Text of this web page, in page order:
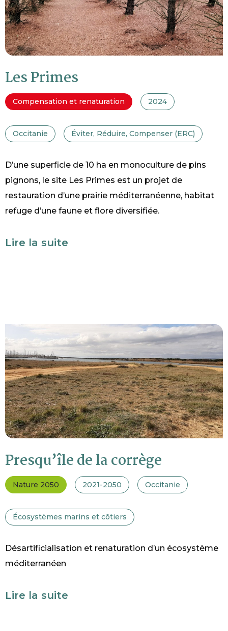
Les Primes
Compensation et renaturation 2024
Occitanie Éviter, Réduire, Compenser (ERC)
D’une superficie de 10 ha en monoculture de pins
pignons, le site Les Primes est un projet de
restauration d’une prairie méditerranéenne, habitat
refuge d’une faune et flore diversifiée.
Lire la suite
Presqu’île de la corrège
Nature 2050 2021-2050 Occitanie
Écosystèmes marins et côtiers
Désartificialisation et renaturation d’un écosystème
méditerranéen
Lire la suite